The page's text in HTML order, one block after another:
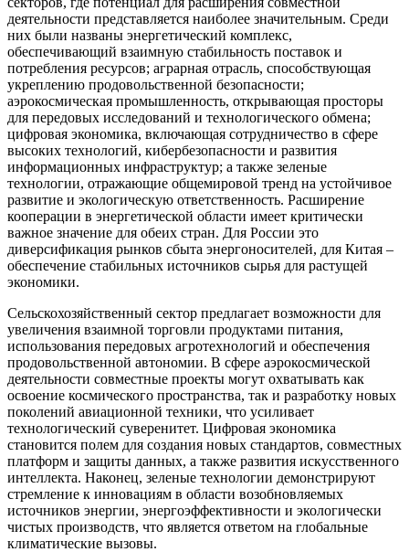
деятельности представляется наиболее значительным. Среди
них были названы энергетический комплекс,
обеспечивающий взаимную стабильность поставок и
потребления ресурсов; аграрная отрасль, способствующая
укреплению продовольственной безопасности;
аэрокосмическая промышленность, открывающая просторы
для передовых исследований и технологического обмена;
цифровая экономика, включающая сотрудничество в сфере
высоких технологий, кибербезопасности и развития
информационных инфраструктур; а также зеленые
технологии, отражающие общемировой тренд на устойчивое
развитие и экологическую ответственность. Расширение
кооперации в энергетической области имеет критически
важное значение для обеих стран. Для России это
диверсификация рынков сбыта энергоносителей, для Китая –
обеспечение стабильных источников сырья для растущей
экономики.
Сельскохозяйственный сектор предлагает возможности для
увеличения взаимной торговли продуктами питания,
использования передовых агротехнологий и обеспечения
продовольственной автономии. В сфере аэрокосмической
деятельности совместные проекты могут охватывать как
освоение космического пространства, так и разработку новых
поколений авиационной техники, что усиливает
технологический суверенитет. Цифровая экономика
становится полем для создания новых стандартов, совместных
платформ и защиты данных, а также развития искусственного
интеллекта. Наконец, зеленые технологии демонстрируют
стремление к инновациям в области возобновляемых
источников энергии, энергоэффективности и экологически
чистых производств, что является ответом на глобальные
климатические вызовы.